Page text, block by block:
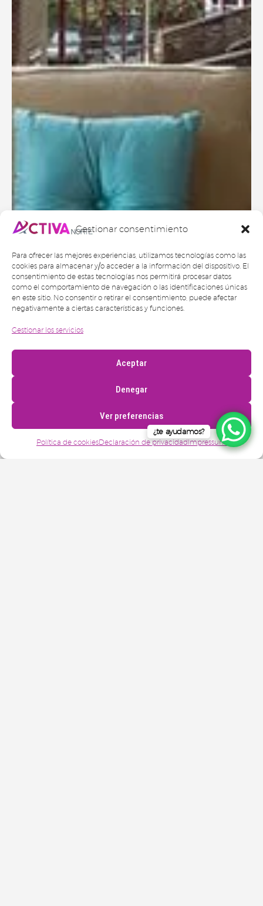
Gestionar consentimiento
Para ofrecer las mejores experiencias, utilizamos tecnologías como las
cookies para almacenar y/o acceder a la información del dispositivo. El
consentimiento de estas tecnologías nos permitirá procesar datos
como el comportamiento de navegación o las identificaciones únicas
en este sitio. No consentir o retirar el consentimiento, puede afectar
negativamente a ciertas características y funciones.
Gestionar los servicios
Aceptar
Denegar
Ver preferencias
Política de cookiesDeclaración de privacidadImpressum
¿te ayudamos?